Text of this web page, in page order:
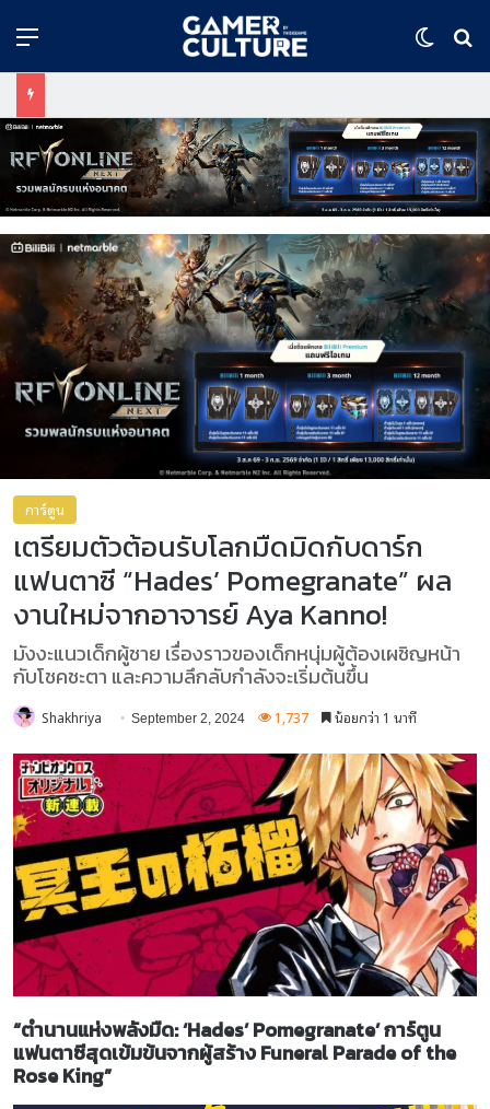
Menu
การ์ตูน
เตรียมตัวต้อนรับโลกมืดมิดกับดาร์ก
แฟนตาซี “Hades’ Pomegranate” ผล
งานใหม่จากอาจารย์ Aya Kanno!
มังงะแนวเด็กผู้ชาย เรื่องราวของเด็กหนุ่มผู้ต้องเผชิญหน้า
กับโชคชะตา และความลึกลับกำลังจะเริ่มต้นขึ้น
Shakhriya September 2, 2024 1,737 น้อยกว่า 1 นาที
“ตำนานแห่งพลังมืด: ‘Hades’ Pomegranate’ การ์ตูน
แฟนตาซีสุดเข้มข้นจากผู้สร้าง Funeral Parade of the
Rose King”